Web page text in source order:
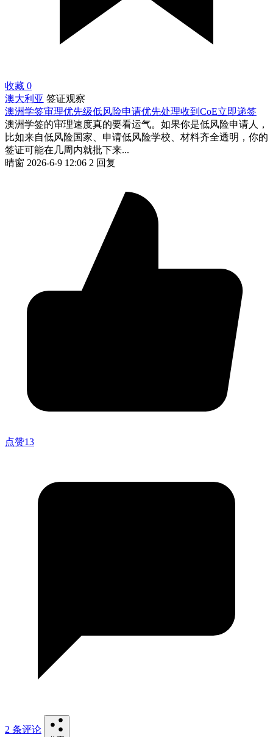
收藏 0
澳大利亚 签证观察
澳洲学签审理优先级低风险申请优先处理收到CoE立即递签
澳洲学签的审理速度真的要看运气。如果你是低风险申请人，
比如来自低风险国家、申请低风险学校、材料齐全透明，你的
签证可能在几周内就批下来...
晴窗 2026-6-9 12:06 2 回复
点赞13
2 条评论